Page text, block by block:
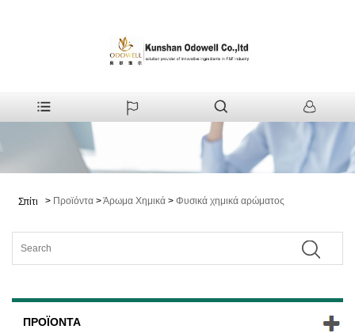
Σπίτι > Προϊόντα >Άρωμα Χημικά > Φυσικά χημικά αρώματος
ΠΡΟΪΌΝΤΑ